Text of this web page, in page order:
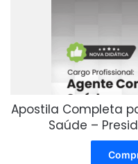
Apostila Completa
Saúde –